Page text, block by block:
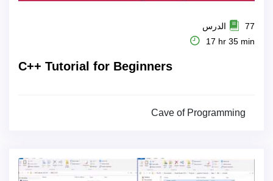
77 الدرس
17 hr 35 min
C++ Tutorial for Beginners
Cave of Programming